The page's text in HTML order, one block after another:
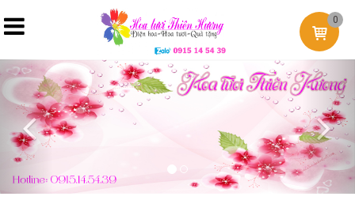
0
Previous